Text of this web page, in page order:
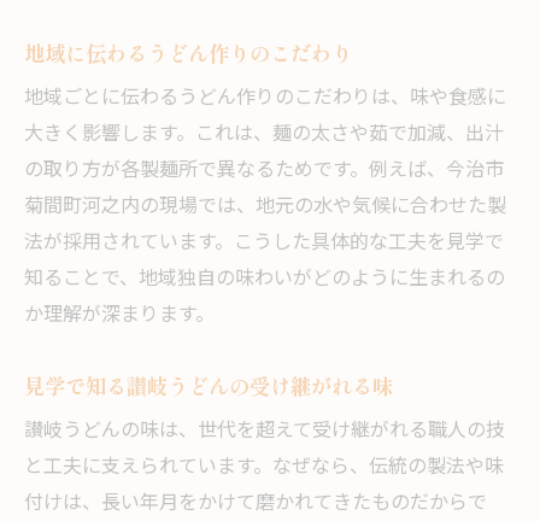
地域に伝わるうどん作りのこだわり
地域ごとに伝わるうどん作りのこだわりは、味や食感に
大きく影響します。これは、麺の太さや茹で加減、出汁
の取り方が各製麺所で異なるためです。例えば、今治市
菊間町河之内の現場では、地元の水や気候に合わせた製
法が採用されています。こうした具体的な工夫を見学で
知ることで、地域独自の味わいがどのように生まれるの
か理解が深まります。
見学で知る讃岐うどんの受け継がれる味
讃岐うどんの味は、世代を超えて受け継がれる職人の技
と工夫に支えられています。なぜなら、伝統の製法や味
付けは、長い年月をかけて磨かれてきたものだからで